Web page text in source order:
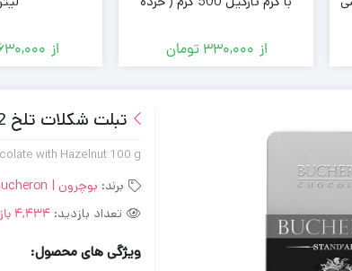
از 330,000 تومان از
تبلت شکلات تلخ 72% فندقی استند آرت بوچرون Bucheron وزن 100 گرم
with Hazelnut 100 g
برند: بوچرون | Bucheron
تعداد بازدید:4,434 بازدید
ویژگی های محصول: